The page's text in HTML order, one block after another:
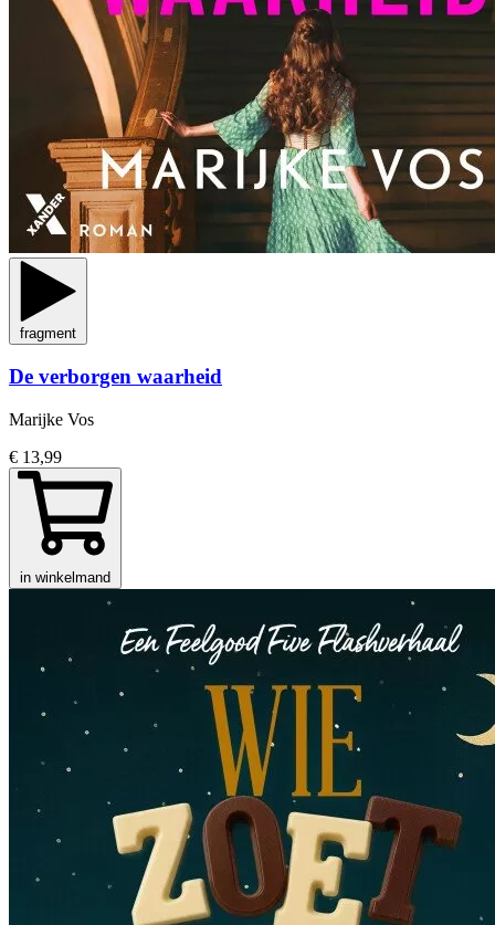
fragment
De verborgen waarheid
Marijke Vos
€ 13,99
in winkelmand